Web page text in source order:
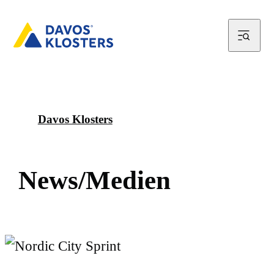
Davos Klosters
News/Medien